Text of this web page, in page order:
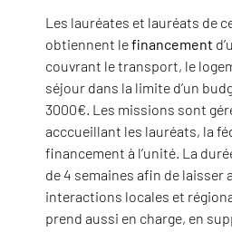
Les lauréates et lauréats de
obtiennent lefinancement
couvrant le transport, le
séjour dans la limite d’un
3000€. Les missions sont
acccueillant les lauréats, la
financement à l’unité. La
de 4 semaines afin de laisser
interactions locales et
prend aussi en charge, en